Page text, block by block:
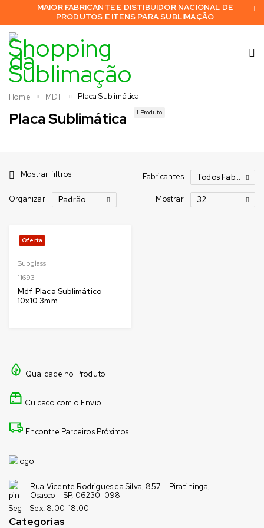
MAIOR FABRICANTE E DISTIBUIDOR NACIONAL DE
PRODUTOS E ITENS PARA SUBLIMAÇÃO
Placa Sublimática 1 Produto
Home MDF Placa Sublimática
Mostrar filtros Fabricantes Todos Fabricantes
Organizar Padrão Mostrar 32
Oferta
Subglass
11693
Mdf Placa Sublimático
10x10 3mm
Qualidade no Produto
Cuidado com o Envio
Encontre Parceiros Próximos
Rua Vicente Rodrigues da Silva, 857 – Piratininga,
Osasco – SP, 06230-098
Seg – Sex: 8:00-18:00
Categorias